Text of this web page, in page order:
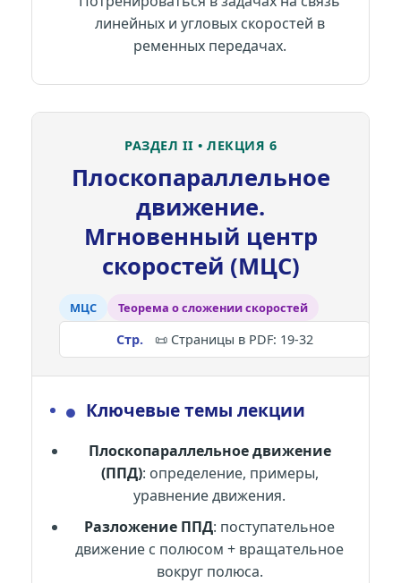
линейных и угловых скоростей в
ременных передачах.
РАЗДЕЛ II • ЛЕКЦИЯ 6
Плоскопараллельное
движение.
Мгновенный центр
скоростей (МЦС)
МЦС Теорема о сложении скоростей
📜 Страницы в PDF: 19-32
● Ключевые темы лекции
Плоскопараллельное движение
(ППД): определение, примеры,
уравнение движения.
Разложение ППД: поступательное
движение с полюсом + вращательное
вокруг полюса.